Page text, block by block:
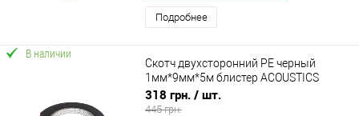
Подробнее
В наличии
Скотч двухсторонний PE черный
1мм*9мм*5м блистер ACOUSTICS
PROFIX (50419B)
318 грн. / шт.
445 грн.